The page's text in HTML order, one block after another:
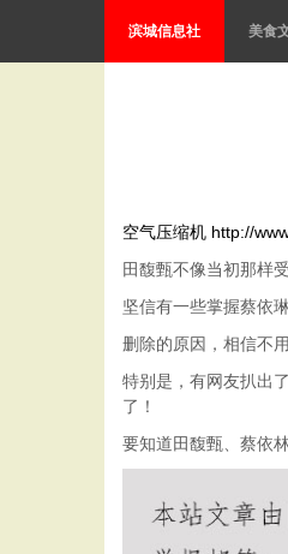
滨城信息社 美食
空气压缩机 http://
田馥甄不像当初那样
坚信有一些掌握蔡依
删除的原因，相信不
特别是，有网友扒出
了！
要知道田馥甄、蔡依